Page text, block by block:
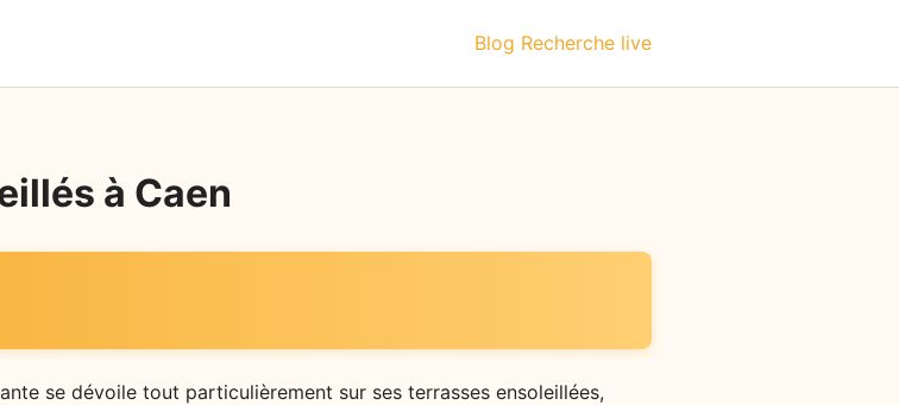
Blog Recherche live
à Caen
se dévoile tout particulièrement sur ses terrasses ensoleillées,